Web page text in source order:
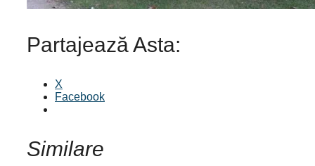
Partajează Asta:
X
Facebook
Similare